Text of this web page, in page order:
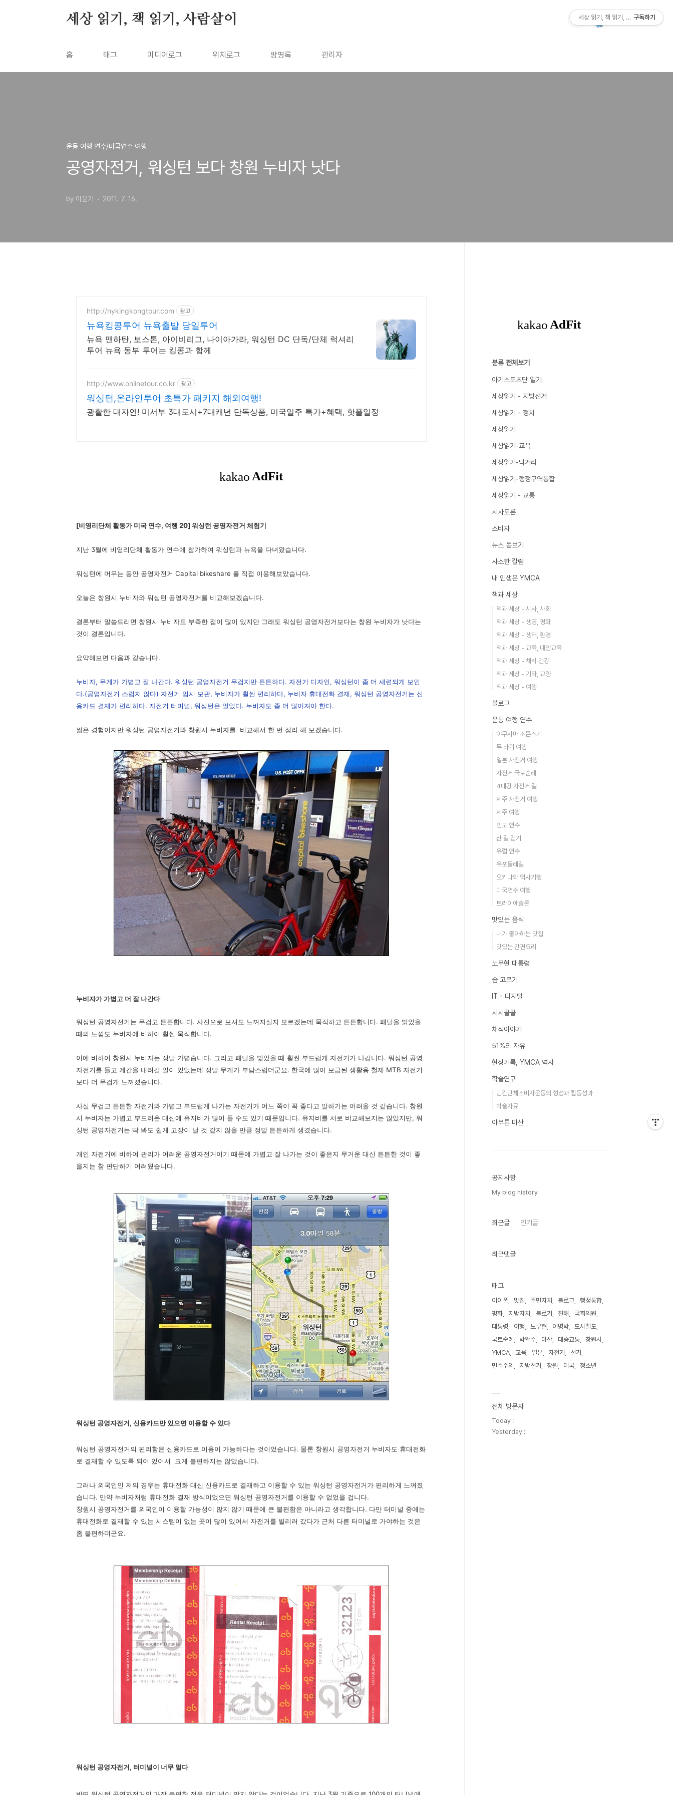
세상 읽기, 책 읽기, 사람살이
홈 태그 미디어로그 위치로그 방명록 관리자
운동 여행 연수/미국연수 여행
공영자전거, 워싱턴 보다 창원 누비자 낫다
by 이윤기 2011. 7. 16.
http://nykingkongtour.com 광고
뉴욕킹콩투어 뉴욕출발 당일투어
뉴욕 맨하탄, 보스톤, 아이비리그, 나이아가라, 워싱턴 DC 단독/단체 럭셔리
투어 뉴욕 동부 투어는 킹콩과 함께
http://www.onlinetour.co.kr 광고
워싱턴,온라인투어 초특가 패키지 해외여행!
광활한 대자연! 미서부 3대도시+7대캐년 단독상품, 미국일주 특가+혜택, 핫플일정
[비영리단체 활동가 미국 연수, 여행 20] 워싱턴 공영자전거 체험기
지난 3월에 비영리단체 활동가 연수에 참가하여 워싱턴과 뉴욕을 다녀왔습니다.
워싱턴에 머무는 동안 공영자전거 Capital bikeshare 를 직접 이용해보았습니다.
오늘은 창원시 누비자와 워싱턴 공영자전거를 비교해보겠습니다.
결론부터 말씀드리면 창원시 누비자도 부족한 점이 많이 있지만 그래도 워싱턴 공영자전거보다는 창원 누비자가 낫다는
것이 결론입니다.
요약해보면 다음과 같습니다.
누비자, 무게가 가볍고 잘 나간다. 워싱턴 공영자전거 무겁지만 튼튼하다. 자전거 디자인, 워싱턴이 좀 더 새련되게 보인
다.(공영자전거 스럽지 않다) 자전거 임시 보관, 누비자가 훨씬 편리하다, 누비자 휴대전화 결재, 워싱턴 공영자전거는 신
용카드 결재가 편리하다. 자전거 터미널, 워싱턴은 멀었다. 누비자도 좀 더 많아져야 한다.
짧은 경험이지만 워싱턴 공영자전거와 창원시 누비자를 비교해서 한 번 정리 해 보겠습니다.
누비자가 가볍고 더 잘 나간다
워싱턴 공영자전거는 무겁고 튼튼합니다. 사진으로 보셔도 느껴지실지 모르겠는데 묵직하고 튼튼합니다. 패달을 밝았을
때의 느낌도 누비자에 비하여 훨씬 묵직합니다.
이에 비하여 창원시 누비자는 정말 가볍습니다. 그리고 패달을 밟았을 때 훨씬 부드럽게 자전거가 나갑니다. 워싱턴 공영
자전거를 들고 계간을 내려갈 일이 있었는데 정말 무게가 부담스럽더군요. 한국에 많이 보급된 생활용 철제 MTB 자전거
보다 더 무겁게 느껴졌습니다.
사실 무겁고 튼튼한 자전거와 가볍고 부드럽게 나가는 자전거가 어느 쪽이 꼭 좋다고 말하기는 어려울 것 같습니다. 창원
시 누비자는 가볍고 부드러운 대신에 유지비가 많이 들 수도 있기 때문입니다. 유지비를 서로 비교해보지는 않았지만, 워
싱턴 공영자전거는 딱 봐도 쉽게 고장이 날 것 같지 않을 만큼 정말 튼튼하게 생겼습니다.
개인 자전거에 비하여 관리가 어려운 공영자전거이기 때문에 가볍고 잘 나가는 것이 좋은지 무거운 대신 튼튼한 것이 좋
을지는 참 판단하기 어려웠습니다.
워싱턴 공영자전거, 신용카드만 있으면 이용할 수 있다
워싱턴 공영자전거의 편리함은 신용카드로 이용이 가능하다는 것이었습니다. 물론 창원시 공영자전거 누비자도 휴대전화
로 결재할 수 있도록 되어 있어서 크게 불편하지는 않았습니다.
그러나 외국인인 저의 경우는 휴대전화 대신 신용카드로 결재하고 이용할 수 있는 워싱턴 공영자전거가 편리하게 느껴졌
습니다. 만약 누비자처럼 휴대전화 결재 방식이었으면 워싱턴 공영자전거를 이용할 수 없었을 겁니다.
창원시 공영자전거를 외국인이 이용할 가능성이 많지 않기 때문에 큰 불편함은 아니라고 생각합니다. 다만 터미널 중에는
휴대전화로 결재할 수 있는 시스템이 없는 곳이 많이 있어서 자전거를 빌리러 갔다가 근처 다른 터미널로 가야하는 것은
좀 불편하더군요.
워싱턴 공영자전거, 터미널이 너무 멀다
분류 전체보기
아기스포츠단 일기
세상읽기 - 지방선거
세상읽기 - 정치
세상읽기
세상읽기-교육
세상읽기-먹거리
세상읽기-행정구역통합
세상읽기 - 교통
시사토론
소비자
뉴스 돋보기
사소한 칼럼
내 인생은 YMCA
책과 세상
책과 세상 - 시사, 사회
책과 세상 - 생명, 평화
책과 세상 - 생태, 환경
책과 세상 - 교육, 대안교육
책과 세상 - 채식 건강
책과 세상 - 기타, 교양
책과 세상 - 여행
블로그
운동 여행 연수
야쿠시마 조몬스기
두 바퀴 여행
일본 자전거 여행
자전거 국토순례
4대강 자전거 길
제주 자전거 여행
제주 여행
인도 연수
산 길 걷기
유럽 연수
우포둘레길
오키나와 역사기행
미국연수 여행
트라이애슬론
맛있는 음식
내가 좋아하는 맛집
맛있는 간편요리
노무현 대통령
숨 고르기
IT - 디지털
시시콜콜
채식이야기
51%의 자유
현장기록, YMCA 역사
학술연구
민간단체소비자운동의 형성과 활동성과
학술자료
아무튼 마산
공지사항
My blog history
최근글 인기글
최근댓글
태그
아이폰 맛집 주민자치 블로그
행정통합
평화
지방자치 블로거 진해
국회의원
대통령
여행 노무현 이명박
도시철도
국토순례
박완수 마산 대중교통
창원시
YMCA
교육 일본 자전거
선거
민주주의
지방선거 창원 미국 청소년
전체 방문자
Today :
Yesterday :
세상 읽기, 책 읽기, 사람살이
구독하기